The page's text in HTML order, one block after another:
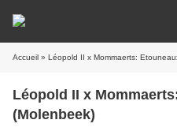
Accueil » Léopold II x Mommaerts:
Léopold II x
(Molenbeek)